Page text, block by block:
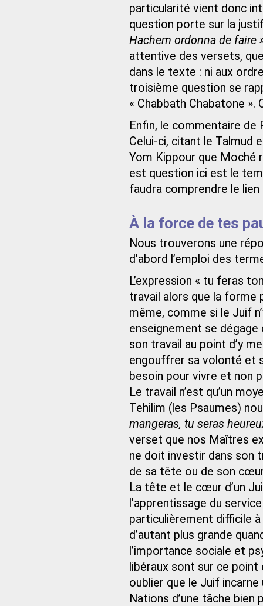
particularité vient donc
question porte sur la
Hachem ordonna de faire
attentive des versets,
dans le texte : ni aux
troisième question se
« Chabbath Chabatone
Enfin, le commentaire
Celui-ci, citant le Talmud
Yom Kippour que Moché
est question ici est le
faudra comprendre le
À la force de tes
Nous trouverons une
d’abord l’emploi des
L’expression « tu feras
travail alors que la forme
même, comme si le Juif
enseignement se dégage
son travail au point d’y
engouffrer sa volonté et
besoin pour vivre et non
Le travail n’est qu’un
Tehilim (les Psaumes)
mangeras, tu seras
verset que nos Maîtres
ne doit investir dans son
de sa tête ou de son
La tête et le cœur d’un
l’apprentissage du
particulièrement difficile
d’autant plus grande
l’importance sociale et
libéraux sont sur ce
oublier que le Juif incarne
Nations d’une tâche bien